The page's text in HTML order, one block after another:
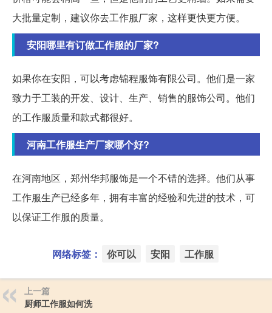
大批量定制，建议你去工作服厂家，这样更快更方便。
安阳哪里有订做工作服的厂家?
如果你在安阳，可以考虑锦程服饰有限公司。他们是一家
致力于工装的开发、设计、生产、销售的服饰公司。他们
的工作服质量和款式都很好。
河南工作服生产厂家哪个好?
在河南地区，郑州华邦服饰是一个不错的选择。他们从事
工作服生产已经多年，拥有丰富的经验和先进的技术，可
以保证工作服的质量。
网络标签： 你可以 安阳 工作服
上一篇
厨师工作服如何洗